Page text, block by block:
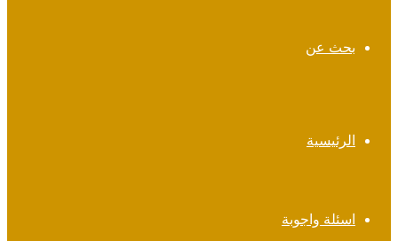
بحث عن
الرئيسية
اسئلة واجوبة